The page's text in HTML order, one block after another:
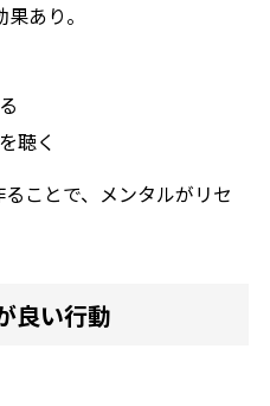
あり。
聴く
ことで、メンタルがリセ
良い行動